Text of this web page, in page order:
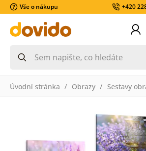
Vše o nákupu +420
Úvodní stránka Obrazy Sestavy